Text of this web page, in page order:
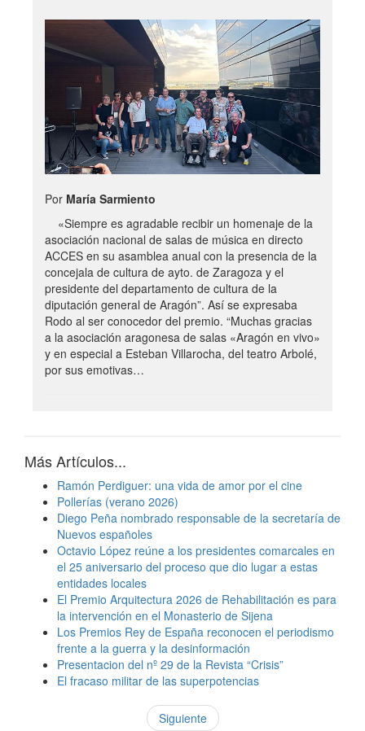
Por María Sarmiento
«Siempre es agradable recibir un homenaje de la
asociación nacional de salas de música en directo
ACCES en su asamblea anual con la presencia de la
concejala de cultura de ayto. de Zaragoza y el
presidente del departamento de cultura de la
diputación general de Aragón”. Así se expresaba
Rodo al ser conocedor del premio. “Muchas gracias
a la asociación aragonesa de salas «Aragón en vivo»
y en especial a Esteban Villarocha, del teatro Arbolé,
por sus emotivas…
Más Artículos...
Ramón Perdiguer: una vida de amor por el cine
Pollerías (verano 2026)
Diego Peña nombrado responsable de la secretaría de
Nuevos españoles
Octavio López reúne a los presidentes comarcales en
el 25 aniversario del proceso que dio lugar a estas
entidades locales
El Premio Arquitectura 2026 de Rehabilitación es para
la intervención en el Monasterio de Sijena
Los Premios Rey de España reconocen el periodismo
frente a la guerra y la desinformación
Presentacion del nº 29 de la Revista “Crisis”
El fracaso militar de las superpotencias
Siguiente